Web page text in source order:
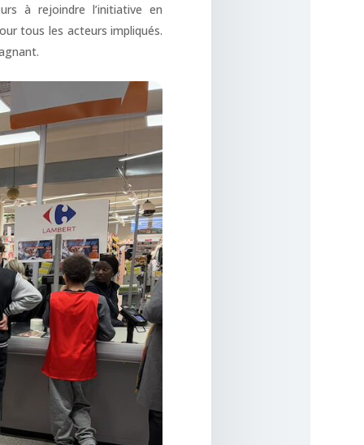
à rejoindre l’initiative en
tous les acteurs impliqués.